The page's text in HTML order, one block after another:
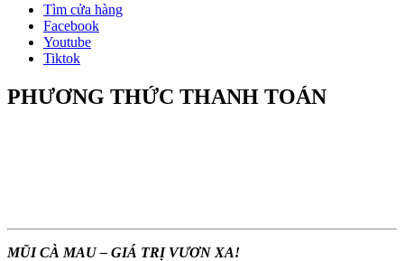
Tìm cửa hàng
Facebook
Youtube
Tiktok
PHƯƠNG THỨC THANH TOÁN
MŨI CÀ MAU – GIÁ TRỊ VƯƠN XA!